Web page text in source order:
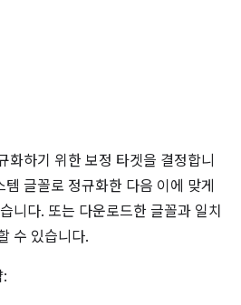
화하기 위한 보정 타겟을 결정합니
글꼴로 정규화한 다음 이에 맞게
니다. 또는 다운로드한 글꼴과 일치
수 있습니다.